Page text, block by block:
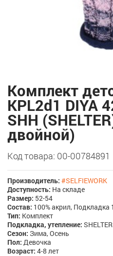
Комплект
KPL2d1 DIYA
SHH
двойной)
Код товара: 00-00784891
Производитель: #SELFIEWORK
Доступность: На складе
Размер: 52-54
Состав: 100% акрил, Подкладка
Тип: Комплект
Подкладка, утепление:
Сезон: Зима, Осень
Пол: Девочка
Возраст: 4-8 лет